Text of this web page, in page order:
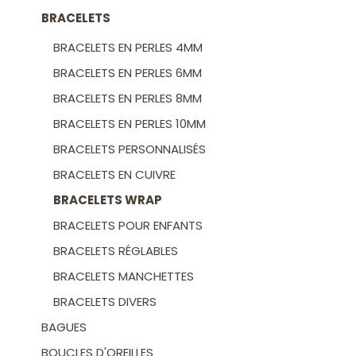
produit
BRACELETS
BRACELETS EN PERLES 4MM
BRACELETS EN PERLES 6MM
BRACELETS EN PERLES 8MM
BRACELETS EN PERLES 10MM
BRACELETS PERSONNALISÉS
BRACELETS EN CUIVRE
BRACELETS WRAP
BRACELETS POUR ENFANTS
BRACELETS RÉGLABLES
BRACELETS MANCHETTES
BRACELETS DIVERS
BAGUES
BOUCLES D'OREILLES